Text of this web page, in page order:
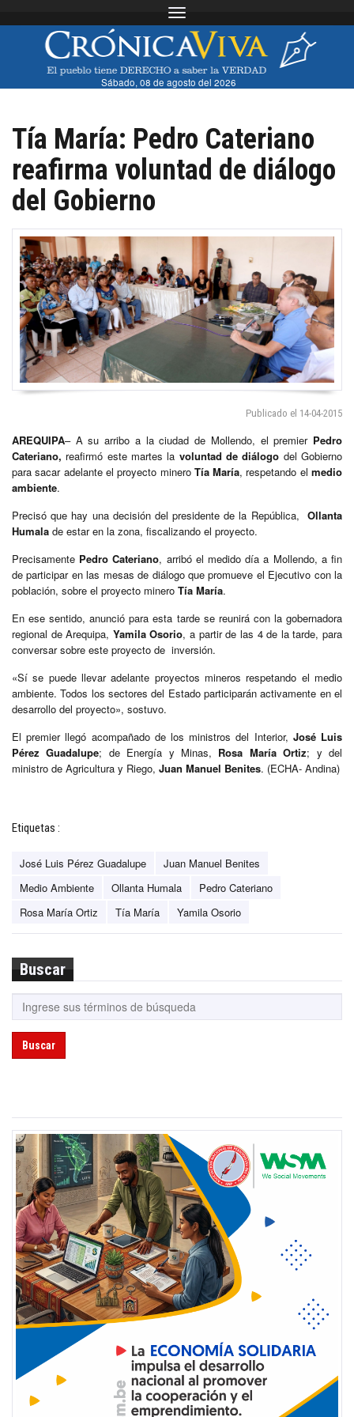
Toggle navigation
Sábado, 08 de agosto del 2026
Tía María: Pedro Cateriano
reafirma voluntad de diálogo
del Gobierno
Publicado el 14-04-2015
AREQUIPA– A su arribo a la ciudad de Mollendo, el premier Pedro
Cateriano, reafirmó este martes la voluntad de diálogo del Gobierno
para sacar adelante el proyecto minero Tía María, respetando elmedio
ambiente.
Precisó que hay una decisión del presidente de la República, Ollanta
Humala de estar en la zona, fiscalizando el proyecto.
Precisamente Pedro Cateriano, arribó el medido día a Mollendo, a fin
de participar en las mesas de diálogo que promueve el Ejecutivo con la
población, sobre el proyecto minero Tía María.
En ese sentido, anunció para esta tarde se reunirá con la gobernadora
regional de Arequipa, Yamila Osorio, a partir de las 4 de la tarde, para
conversar sobre este proyecto de inversión.
«Sí se puede llevar adelante proyectos mineros respetando el medio
ambiente. Todos los sectores del Estado participarán activamente en el
desarrollo del proyecto», sostuvo.
El premier llegó acompañado de los ministros del Interior, José Luis
Pérez Guadalupe; de Energía y Minas, Rosa María Ortiz; y del
ministro de Agricultura y Riego, Juan Manuel Benites. (ECHA- Andina)
Etiquetas :
José Luis Pérez Guadalupe
Juan Manuel Benites
Medio Ambiente
Ollanta Humala
Pedro Cateriano
Rosa María Ortiz
Tía María Yamila Osorio
Buscar
Buscar